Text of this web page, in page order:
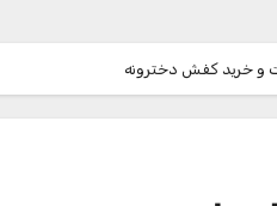
و خرید کفش دخترونه